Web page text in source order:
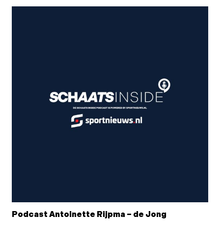
Podcast Antoinette Rijpma – de Jong